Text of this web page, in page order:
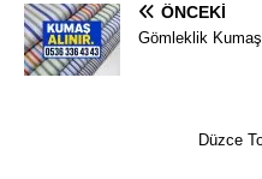
ÖNCEKI
Gömleklik
Düzce